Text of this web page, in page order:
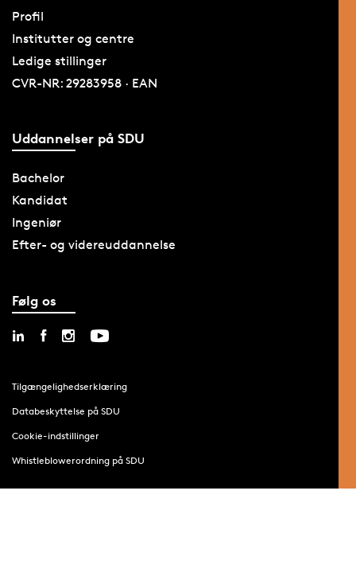
Profil
Institutter og centre
Ledige stillinger
CVR-NR: 29283958 · EAN
Uddannelser på SDU
Bachelor
Kandidat
Ingeniør
Efter- og videreuddannelse
Følg os
Tilgængelighedserklæring
Databeskyttelse på SDU
Cookie-indstillinger
Whistleblowerordning på SDU